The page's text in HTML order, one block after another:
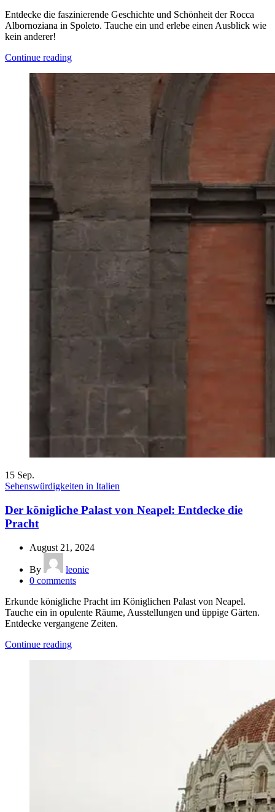
Entdecke die faszinierende Geschichte und Schönheit der Rocca
Albornoziana in Spoleto. Tauche ein und erlebe einen Ausblick wie
kein anderer!
Continue reading
15 Sep.
Sehenswürdigkeiten in Italien
Der königliche Palast von Neapel: Entdecke die
Pracht
August 21, 2024
By
leonie
0 comments
Erkunde königliche Pracht im Königlichen Palast von Neapel.
Tauche ein in opulente Räume, Ausstellungen und üppige Gärten.
Entdecke vergangene Zeiten.
Continue reading